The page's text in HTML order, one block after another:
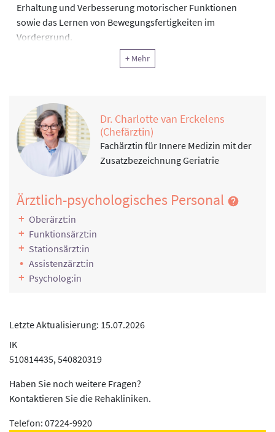
Erhaltung und Verbesserung motorischer Funktionen
sowie das Lernen von Bewegungsfertigkeiten im
Vordergrund.
Bobath, Vojta,Osteoporose Behandlung, Propriozeptive
Amputationstraining, Brügger, Klein-Vogelbach,
Osteopathie/Craniosacrale Therapie, Aktivierungstraiining
(Adl).
Information, Motivation, Schulung
Klinische Sozialarbeit, Sozialtherapie
Therapie
Hirnleistungstraininig, Orientierungstraining,
Selbstwerttraining. Die motorisch-funktionell
ausgerichtete Einzel- und Gruppentherapie widmet sich
dem praxisnahen Training von Alltagsfunktionen. Es
werden Koordination und Feinmotorik auftrainiert sowie
Grob-/Feinmotorik, Selbsthilfetraining,
Schmerztherapie, Einzelbehandlung
Psychotherapie
Einzelberatung, Gruppenpsychotherapie,
Psychol./psychoth. Einzelgespräch,
+ Mehr
Dr. Charlotte van Erckelens
(Chefärztin)
Fachärztin für Innere Medizin mit der
Zusatzbezeichnung Geriatrie
Ärztlich-psychologisches Personal
Oberärzt:in
Funktionsärzt:in
Stationsärzt:in
Assistenzärzt:in
Psycholog:in
Letzte Aktualisierung: 15.07.2026
IK
510814435, 540820319
Haben Sie noch weitere Fragen?
Kontaktieren Sie die Rehakliniken.
Telefon: 07224-9920